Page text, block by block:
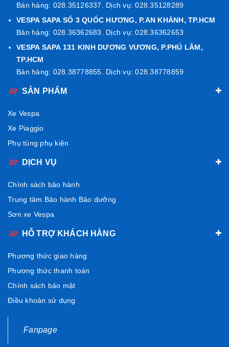
Vespa GTS 125/ 150/ 300 Keyless (tất cả phiên bản năm
2023–2025)
Tương thích với thiết kế đầu xe nguyên bản,
Dễ tháo lắp, thuận tiện vệ sinh và bảo dưỡng định kỳ
Kính chắn gió thấp Vespa GTS màu khói
Nếu bạn cần thêm thông tin hoặc hỗ trợ về sản phẩm, hãy liên
Hotline 0902763399
nhất.
Bán hàng: 028.35126337. Dịch vụ: 028.35128289
VESPA SAPA SỐ 3 QUỐC HƯƠNG, P.AN KHÁNH, TP.HCM
Bán hàng: 028.36362683. Dịch vụ: 028.36362653
VESPA SAPA 131 KINH DƯƠNG VƯƠNG, P.PHÚ LÂM,
TP.HCM
Bán hàng: 028.38778855. Dịch vụ: 028.38778859
SẢN PHẨM
Xe Vespa
Xe Piaggio
Phụ tùng phụ kiện
DỊCH VỤ
Chính sách bảo hành
Trung tâm Bảo hành Bảo dưỡng
Sơn xe Vespa
HỖ TRỢ KHÁCH HÀNG
Phương thức giao hàng
Phương thức thanh toán
Chính sách bảo mật
Điều khoản sử dụng
Fanpage